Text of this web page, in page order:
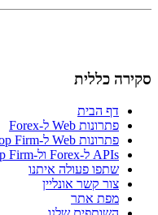
סקירה כללית
דף הבית
פתרונות Web ל-Forex
פתרונות Web ל-Prop Firm
APIs ל-Forex ול-Prop Firm למפתחים
שתפו פעולה איתנו
צור קשר אונליין
מפת אתר